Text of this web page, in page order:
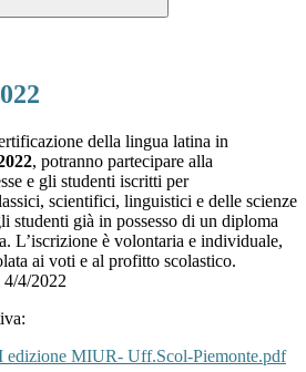
della lingua latina in
, potranno partecipare alla
e gli studenti iscritti per
scientifici, linguistici e delle scienze
studenti già in possesso di un diploma
L’iscrizione è volontaria e individuale,
ai voti e al profitto scolastico.
4/2022
MIUR- Uff.Scol-Piemonte.pdf